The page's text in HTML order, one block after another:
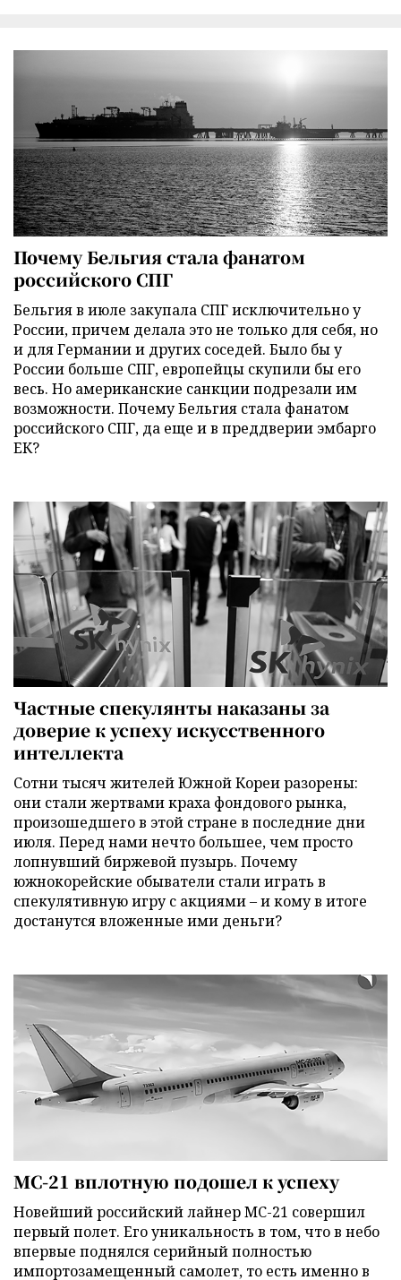
Почему Бельгия стала фанатом
российского СПГ
Бельгия в июле закупала СПГ исключительно у
России, причем делала это не только для себя, но
и для Германии и других соседей. Было бы у
России больше СПГ, европейцы скупили бы его
весь. Но американские санкции подрезали им
возможности. Почему Бельгия стала фанатом
российского СПГ, да еще и в преддверии эмбарго
ЕК?
Частные спекулянты наказаны за
доверие к успеху искусственного
интеллекта
Сотни тысяч жителей Южной Кореи разорены:
они стали жертвами краха фондового рынка,
произошедшего в этой стране в последние дни
июля. Перед нами нечто большее, чем просто
лопнувший биржевой пузырь. Почему
южнокорейские обыватели стали играть в
спекулятивную игру с акциями – и кому в итоге
достанутся вложенные ими деньги?
МС-21 вплотную подошел к успеху
Новейший российский лайнер МС-21 совершил
первый полет. Его уникальность в том, что в небо
впервые поднялся серийный полностью
импортозамещенный самолет, то есть именно в